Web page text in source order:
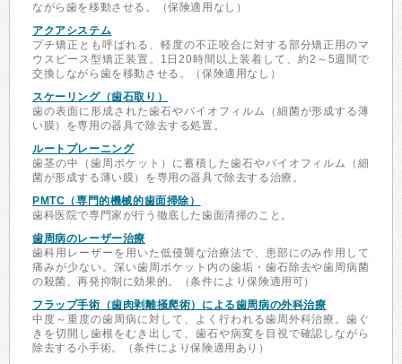
ながら歯を移動させる。（保険適用なし）
アクアシステム
プチ矯正とも呼ばれる、軽度の不正咬合に対する部分矯正用のマ
ウスピース型矯正装置。1日20時間以上装着して、約2～5週間で
交換しながら歯を移動させる。（保険適用なし）
スケーリング（歯石取り）
歯の表面に形成された歯石やバイオフィルム（細菌が形成する薄
い膜）を専用の器具で除去する処置。
ルートプレーニング
歯茎の中（歯周ポケット）に蓄積した歯石やバイオフィルム（細
菌が形成する薄い膜）を専用の器具で除去する治療。
PMTC（専門的機械的歯面掃除）
歯科医院で専門家が行う徹底した歯面清掃のこと。
歯周病のレーザー治療
歯科用レーザーを用いた低侵襲な治療法で、患部にのみ作用して
痛みが少ない。深い歯周ポケット内の歯垢・歯石除去や歯周病菌
の殺菌、再発抑制に効果的。（条件により保険適用可）
フラップ手術（歯肉剥離掻爬術）による歯周病の外科治療
中度～重度の歯周病に対して、よく行われる歯周外科治療。歯ぐ
きを切開し歯根をむき出して、歯石や病変を目視で確認しながら
除去する小手術。（条件により保険適用あり）